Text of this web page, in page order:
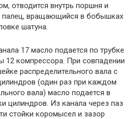
отводится внутрь поршня и
палец, вращающийся в бобышках
шатуна.
17 масло подается по трубке
12 компрессора. При совпадении
распределительного вала с
(один раз при каждом
вала) масло подается в
цилиндров. Из канала через паз
стойки коромысел и зазор